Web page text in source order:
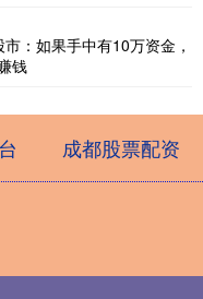
：如果手中有10万资金，
钱
成都股票配资